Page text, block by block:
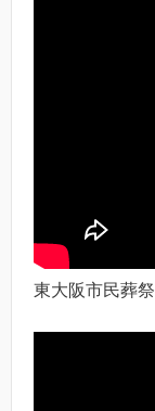
東大阪市民葬祭